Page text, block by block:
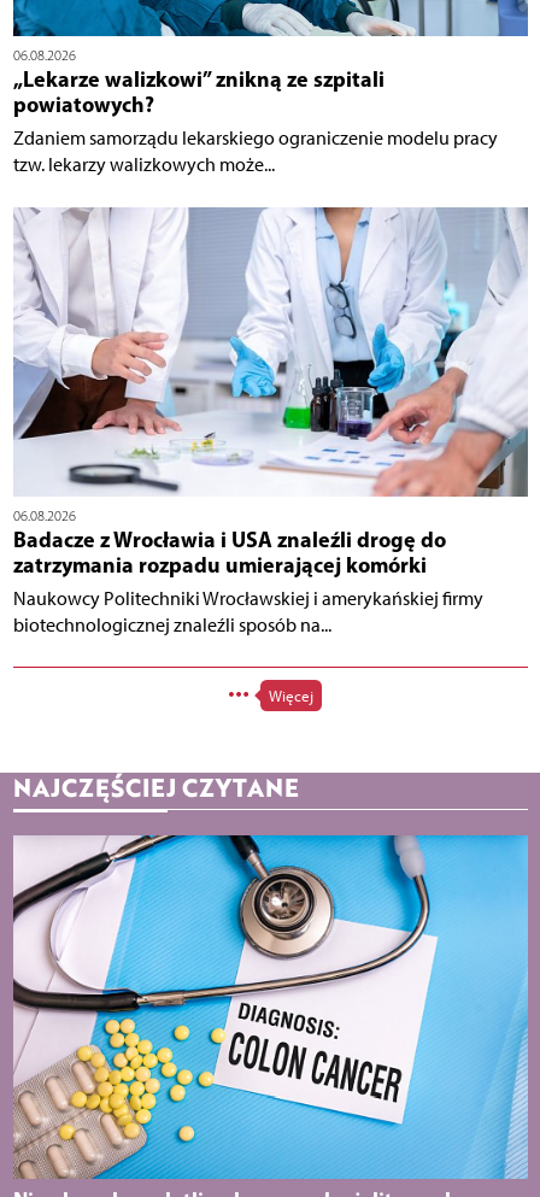
06.08.2026
„Lekarze walizkowi” znikną ze szpitali
powiatowych?
Zdaniem samorządu lekarskiego ograniczenie modelu pracy
tzw. lekarzy walizkowych może...
06.08.2026
Badacze z Wrocławia i USA znaleźli drogę do
zatrzymania rozpadu umierającej komórki
Naukowcy Politechniki Wrocławskiej i amerykańskiej firmy
biotechnologicznej znaleźli sposób na...
Więcej
NAJCZĘŚCIEJ CZYTANE